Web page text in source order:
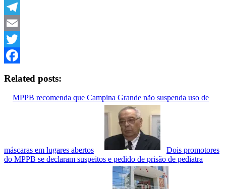
Link
WhatsApp
Telegram
Email
Twitter
Related posts:
MPPB recomenda que Campina Grande não suspenda uso de
máscaras em lugares abertos
Dois promotores
do MPPB se declaram suspeitos e pedido de prisão de pediatra